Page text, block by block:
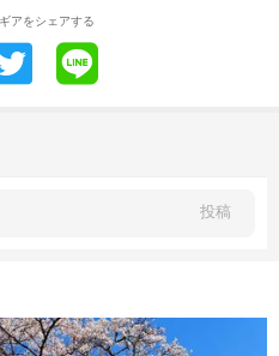
アをシェアする
投稿